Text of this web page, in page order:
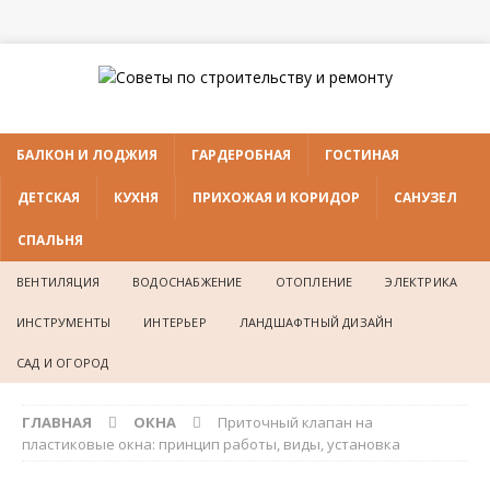
БАЛКОН И ЛОДЖИЯ ГАРДЕРОБНАЯ ГОСТИНАЯ
ДЕТСКАЯ КУХНЯ ПРИХОЖАЯ И КОРИДОР САНУЗЕЛ
СПАЛЬНЯ
ВЕНТИЛЯЦИЯ ВОДОСНАБЖЕНИЕ ОТОПЛЕНИЕ ЭЛЕКТРИКА
ИНСТРУМЕНТЫ ИНТЕРЬЕР ЛАНДШАФТНЫЙ ДИЗАЙН
САД И ОГОРОД
ГЛАВНАЯ ОКНА
Приточный клапан на
пластиковые окна: принцип работы, виды, установка